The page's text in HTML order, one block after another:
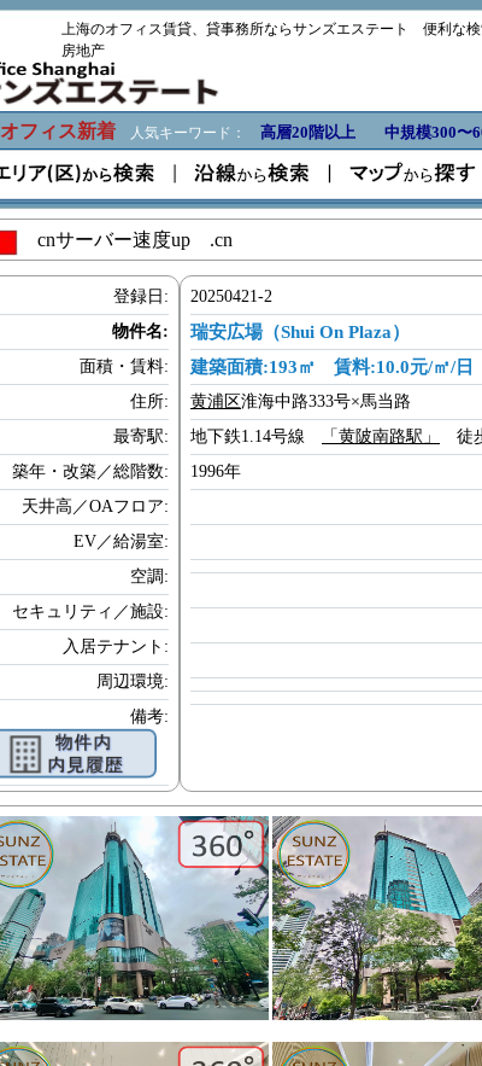
上海のオフィス賃貸、貸事務所ならサンズエステート 便利な
房地产
オフィス新着 人気キーワード： 高層20階以上 中規模300〜
cnサーバー速度up .cn
登録日:
物件名:
面積・賃料:
住所:
最寄駅:
築年・改築／総階数:
天井高／OAフロア:
EV／給湯室:
空調:
セキュリティ／施設:
入居テナント:
周辺環境:
備考:
20250421-2
瑞安広場（Shui On Plaza）
建築面積:193㎡ 賃料:10.0
黄浦区淮海中路333号×馬当路
地下鉄1.14号線
「黄陂南路駅」
徒
1996年